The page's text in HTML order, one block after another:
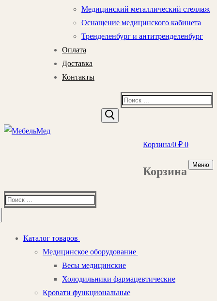
Медицинский металлический стеллаж
Оснащение медицинского кабинета
Тренделенбург и антитренделенбург
Оплата
Доставка
Контакты
Найти:
Корзина/0 ₽ 0
Корзина
Меню
Найти:
Каталог товаров
Медицинское оборудование
Весы медицинские
Холодильники фармацевтические
Кровати функциональные